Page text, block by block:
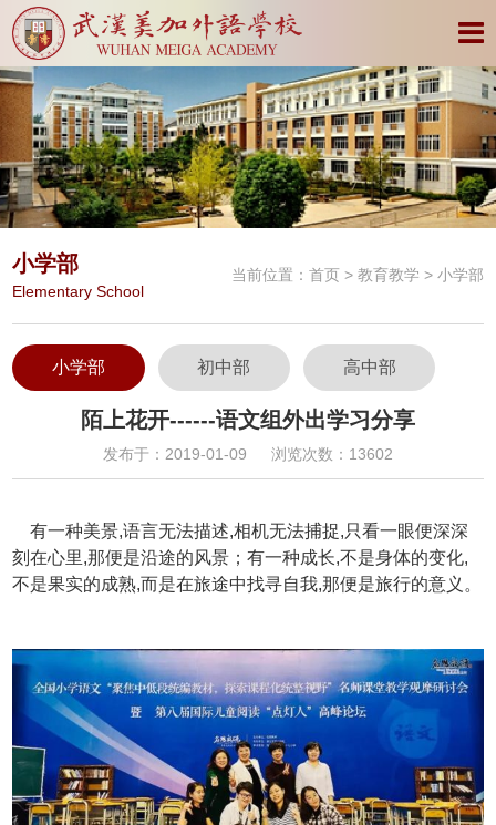
小学部
Elementary School
当前位置： 首页> 教育教学 > 小学部
小学部 初中部 高中部
陌上花开------语文组外出学习分享
发布于：2019-01-09 浏览次数：13602
有一种美景,语言无法描述,相机无法捕捉,只看一眼便深深
刻在心里,那便是沿途的风景；有一种成长,不是身体的变化,
不是果实的成熟,而是在旅途中找寻自我,那便是旅行的意义。